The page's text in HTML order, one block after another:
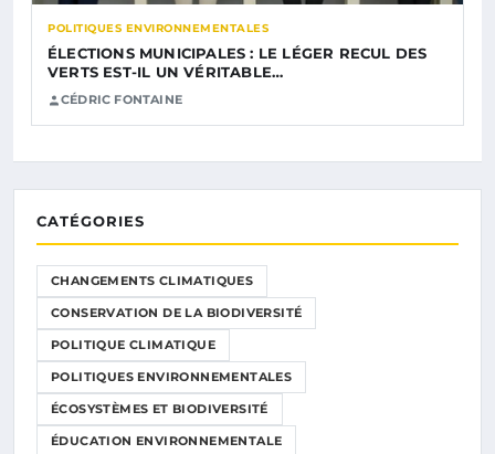
POLITIQUES ENVIRONNEMENTALES
ÉLECTIONS MUNICIPALES : LE LÉGER RECUL DES
VERTS EST-IL UN VÉRITABLE…
CÉDRIC FONTAINE
CATÉGORIES
CHANGEMENTS CLIMATIQUES
CONSERVATION DE LA BIODIVERSITÉ
POLITIQUE CLIMATIQUE
POLITIQUES ENVIRONNEMENTALES
ÉCOSYSTÈMES ET BIODIVERSITÉ
ÉDUCATION ENVIRONNEMENTALE